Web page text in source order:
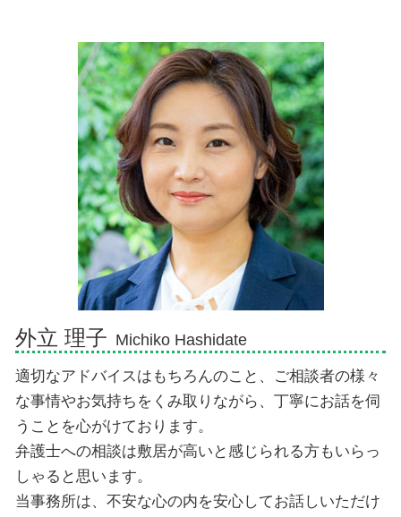
任意整理とは
過失割合 慰謝料
示談交渉 意味
損害賠償請求 時効
死亡事故 賠償金
相続放棄 郵送
相続放棄 手続き 生前
遺産相続 時効
相続放棄 できない
限定承認 わかりやすく
遺産相続 手続き
土地 評価額 計算
債務整理 弁護士 沼津市
交通事故 弁護士 三島市
相続 弁護士 伊東市
債務整理 弁護士 御殿場市
交通事故 弁護士 御殿場市
交通事故 弁護士 熱海市
債務整理 弁護士 伊豆市
交通事故 弁護士 伊豆市
相続 弁護士 富士市
交通事故 弁護士 富士市
外立 理子 Michiko Hashidate
適切なアドバイスはもちろんのこと、ご相談者の様々
な事情やお気持ちをくみ取りながら、丁寧にお話を伺
うことを心がけております。
弁護士への相談は敷居が高いと感じられる方もいらっ
しゃると思います。
当事務所は、不安な心の内を安心してお話しいただけ